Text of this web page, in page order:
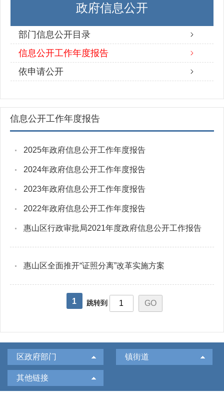
政府信息公开
部门信息公开目录
信息公开工作年度报告
依申请公开
信息公开工作年度报告
2025年政府信息公开工作年度报告
2024年政府信息公开工作年度报告
2023年政府信息公开工作年度报告
2022年政府信息公开工作年度报告
惠山区行政审批局2021年度政府信息公开工作报告
惠山区全面推开“证照分离”改革实施方案
1 跳转到
区政府部门 镇街道
其他链接